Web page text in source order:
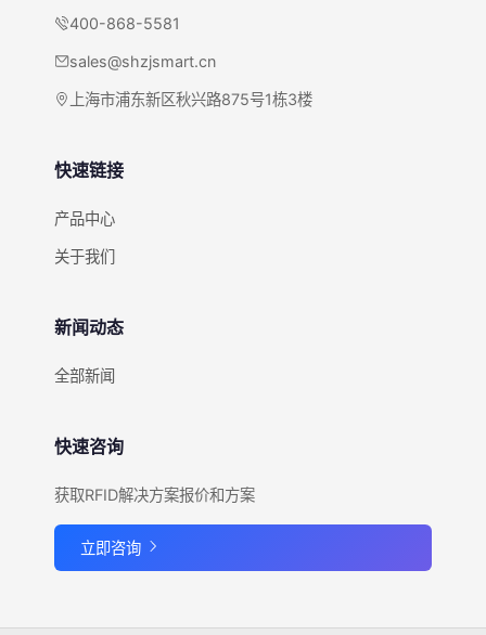
400-868-5581
sales@shzjsmart.cn
上海市浦东新区秋兴路875号1栋3楼
快速链接
产品中心
关于我们
新闻动态
全部新闻
快速咨询
获取RFID解决方案报价和方案
立即咨询